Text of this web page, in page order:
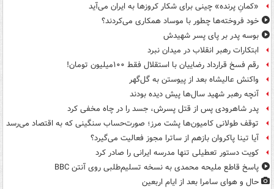
«کمانِ پرنده» چینی برای شکار کروزها به ایران می‌آید
خود فروخته‌ها چطور با موساد همکاری می‌کردند؟
بوسه‌ پدر بر پای پسر شهیدش
ابتکارات رهبر انقلاب در میدان نبرد
رقم فسخ قرارداد رضاییان با استقلال فقط ۱۰۰میلیون تومان!
واکنش عالیشاه بعد از پیوستن به گل‌گهر
آنچه رهبر شهید سال‌ها پیش دیده بودند
پدر شاهرودی پس از قتل پسرش، جسد را در چاه مخفی کرد
توقف طولانی کامیون‌ها پشت مرز؛ صورت‌حساب سنگینی که به اقتصاد می‌رسد
آیا تینا پاکروان بازهم از ساترا مجوز فعالیت می‌گیرد؟
کویت دستور تعطیلی تنها مدرسه ایرانی را صادر کرد
پاسخ قاطع ملیحه محمدی به نسخه تسلیم‌طلبی روی آنتن BBC
حال و هوای سامرا بعد از ایام اربعین